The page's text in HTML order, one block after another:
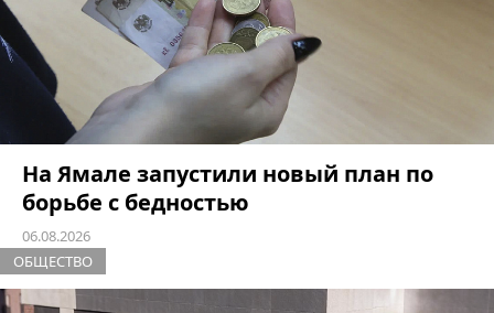
На Ямале запустили новый план по
борьбе с бедностью
06.08.2026
ОБЩЕСТВО